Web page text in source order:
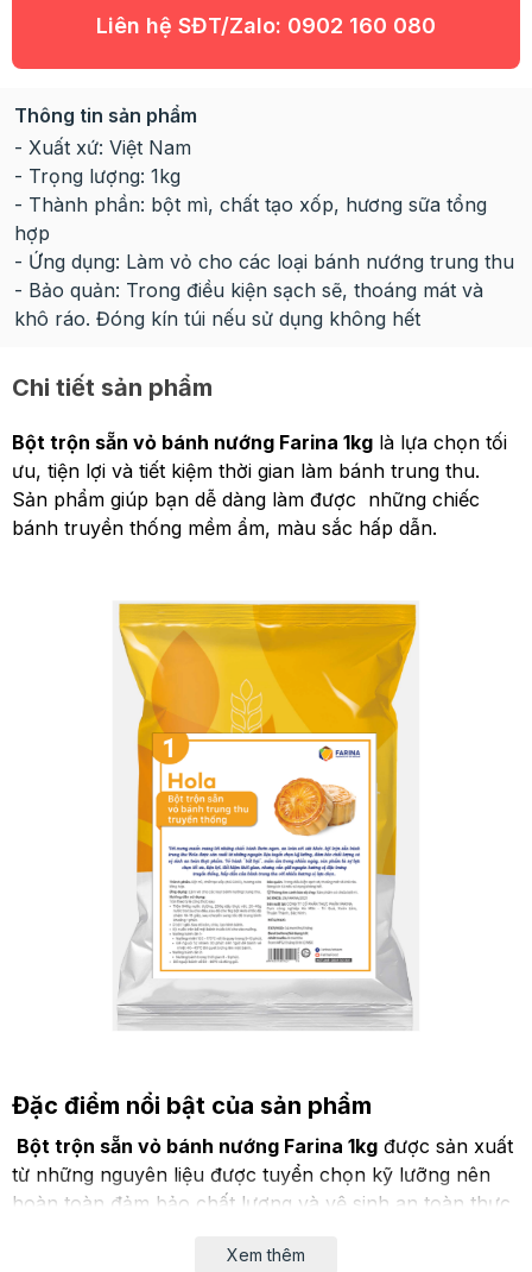
Liên hệ SĐT/Zalo: 0902 160 080
Thông tin sản phẩm
- Xuất xứ: Việt Nam
- Trọng lượng: 1kg
- Thành phần: bột mì, chất tạo xốp, hương sữa tổng
hợp
- Ứng dụng: Làm vỏ cho các loại bánh nướng trung thu
- Bảo quản: Trong điều kiện sạch sẽ, thoáng mát và
khô ráo. Đóng kín túi nếu sử dụng không hết
Chi tiết sản phẩm
Bột trộn sẵn vỏ bánh nướng Farina 1kg là lựa chọn tối
ưu, tiện lợi và tiết kiệm thời gian làm bánh trung thu.
Sản phẩm giúp bạn dễ dàng làm được những chiếc
bánh truyền thống mềm ẩm, màu sắc hấp dẫn.
Đặc điểm nổi bật của sản phẩm
Bột trộn sẵn vỏ bánh nướng Farina 1kg được sản xuất
từ những nguyên liệu được tuyển chọn kỹ lưỡng nên
hoàn toàn đảm bảo chất lượng và vệ sinh an toàn thực
Xem thêm